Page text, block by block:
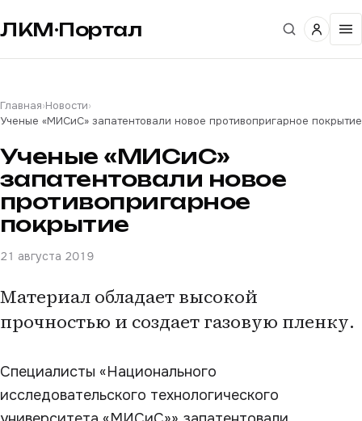
ЛКМ·Портал
Главная›Новости›
Ученые «МИСиС» запатентовали новое противопригарное покрытие
Ученые «МИСиС»
запатентовали новое
противопригарное
покрытие
21 августа 2019
Материал обладает высокой
прочностью и создает газовую пленку.
Специалисты «Национального
исследовательского технологического